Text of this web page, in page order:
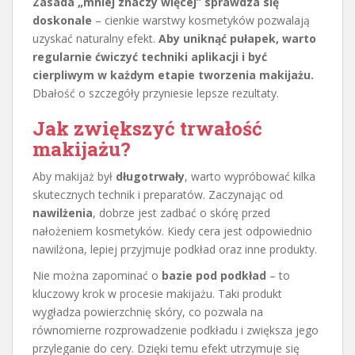
doskonale – cienkie warstwy kosmetyków pozwalają
uzyskać naturalny efekt. Aby uniknąć pułapek, warto
regularnie ćwiczyć techniki aplikacji i być
cierpliwym w każdym etapie tworzenia makijażu.
Dbałość o szczegóły przyniesie lepsze rezultaty.
Jak zwiększyć trwałość
makijażu?
Aby makijaż był długotrwały, warto wypróbować kilka
skutecznych technik i preparatów. Zaczynając od
nawilżenia, dobrze jest zadbać o skórę przed
nałożeniem kosmetyków. Kiedy cera jest odpowiednio
nawilżona, lepiej przyjmuje podkład oraz inne produkty.
Nie można zapominać o bazie pod podkład – to
kluczowy krok w procesie makijażu. Taki produkt
wygładza powierzchnię skóry, co pozwala na
równomierne rozprowadzenie podkładu i zwiększa jego
przyleganie do cery. Dzięki temu efekt utrzymuje się